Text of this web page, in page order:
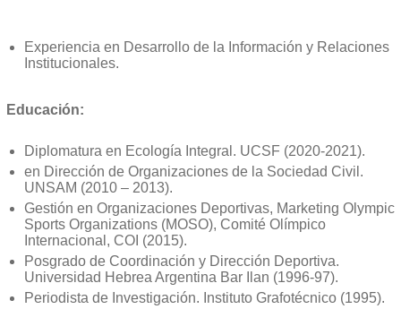
Experiencia en Desarrollo de la Información y Relaciones
Institucionales.
Educación:
Diplomatura en Ecología Integral. UCSF (2020-2021).
en Dirección de Organizaciones de la Sociedad Civil.
UNSAM (2010 – 2013).
Gestión en Organizaciones Deportivas, Marketing Olympic
Sports Organizations (MOSO), Comité Olímpico
Internacional, COI (2015).
Posgrado de Coordinación y Dirección Deportiva.
Universidad Hebrea Argentina Bar Ilan (1996-97).
Periodista de Investigación. Instituto Grafotécnico (1995).